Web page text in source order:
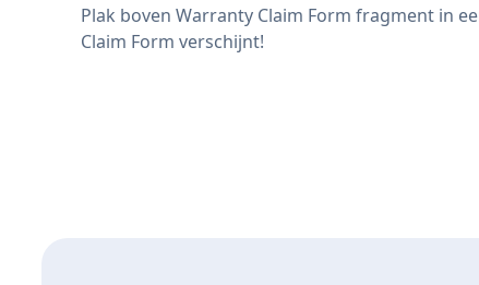
Plak boven Warranty Claim Form fragment in
Claim Form verschijnt!